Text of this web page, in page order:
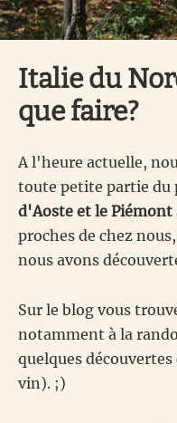
Italie du
que faire?
A l'heure actuelle,
toute petite partie du
d'Aoste et le Piémont
proches de chez
nous avons
Sur le blog vous
notamment à la
quelques
vin). ;)